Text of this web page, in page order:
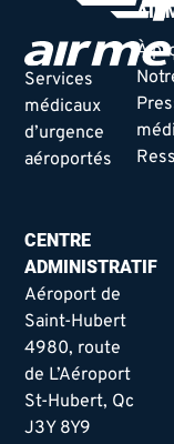
Services
médicaux
d’urgence
aéroportés
CENTRE
ADMINISTRATIF
Aéroport de
Saint-Hubert
4980, route
de L’Aéroport
St-Hubert, Qc
J3Y 8Y9
À